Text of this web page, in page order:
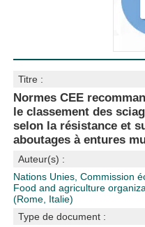
Titre :
Normes CEE
le classement des
selon la résistance et
aboutages à entures
Auteur(s) :
Nations Unies, Commission
Food and agriculture
(Rome, Italie)
Type de document :